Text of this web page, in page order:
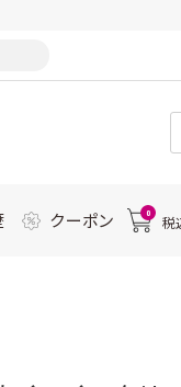
クーポン 0
税